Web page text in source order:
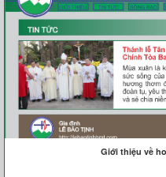
Giới thiệu về